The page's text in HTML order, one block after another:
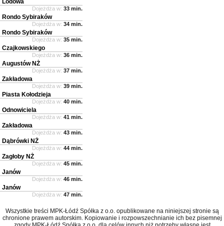
Lodowa
Dojeżdża w: 33 min.
Rondo Sybiraków
Dojeżdża w: 34 min.
Rondo Sybiraków
Dojeżdża w: 35 min.
Czajkowskiego
Dojeżdża w: 36 min.
Augustów NŻ
Dojeżdża w: 37 min.
Zakładowa
Dojeżdża w: 39 min.
Piasta Kołodzieja
Dojeżdża w: 40 min.
Odnowiciela
Dojeżdża w: 41 min.
Zakładowa
Dojeżdża w: 43 min.
Dąbrówki NŻ
Dojeżdża w: 44 min.
Zagłoby NŻ
Dojeżdża w: 45 min.
Janów
Dojeżdża w: 46 min.
Janów
Dojeżdża w: 47 min.
Wszystkie treści MPK-Łódź Spółka z o.o. opublikowane na niniejszej stronie są
chronione prawem autorskim. Kopiowanie i rozpowszechnianie ich bez pisemnej